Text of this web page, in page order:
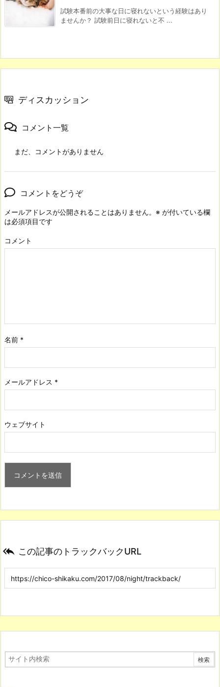
試験本番前の大事な日に寝れないという経験はあり
ませんか？ 試験前日に寝れないと不 ...
ディスカッション
コメント一覧
まだ、コメントがありません
コメントをどうぞ
メールアドレスが公開されることはありません。 ※ が付いている欄
は必須項目です
コメント
名前 *
メールアドレス *
ウェブサイト
 この記事のトラックバックURL